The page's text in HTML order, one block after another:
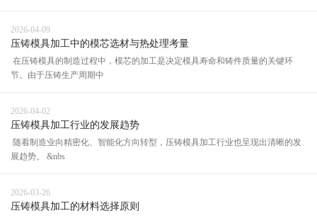
2026-04-09
压铸模具加工中的模芯选材与热处理考量
在压铸模具的制造过程中，模芯的加工是决定模具寿命和铸件质量的关键环
节。由于压铸生产周期中
2026-04-02
压铸模具加工行业的发展趋势
随着制造业向精密化、智能化方向转型，压铸模具加工行业也呈现出清晰的发
展趋势。 &nbs
2026-03-26
压铸模具加工的材料选择原则